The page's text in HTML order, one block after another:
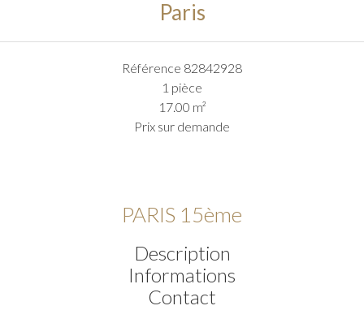
Paris
Référence 82842928
1 pièce
17.00 m²
Prix sur demande
PARIS 15ème
Description
Informations
Contact